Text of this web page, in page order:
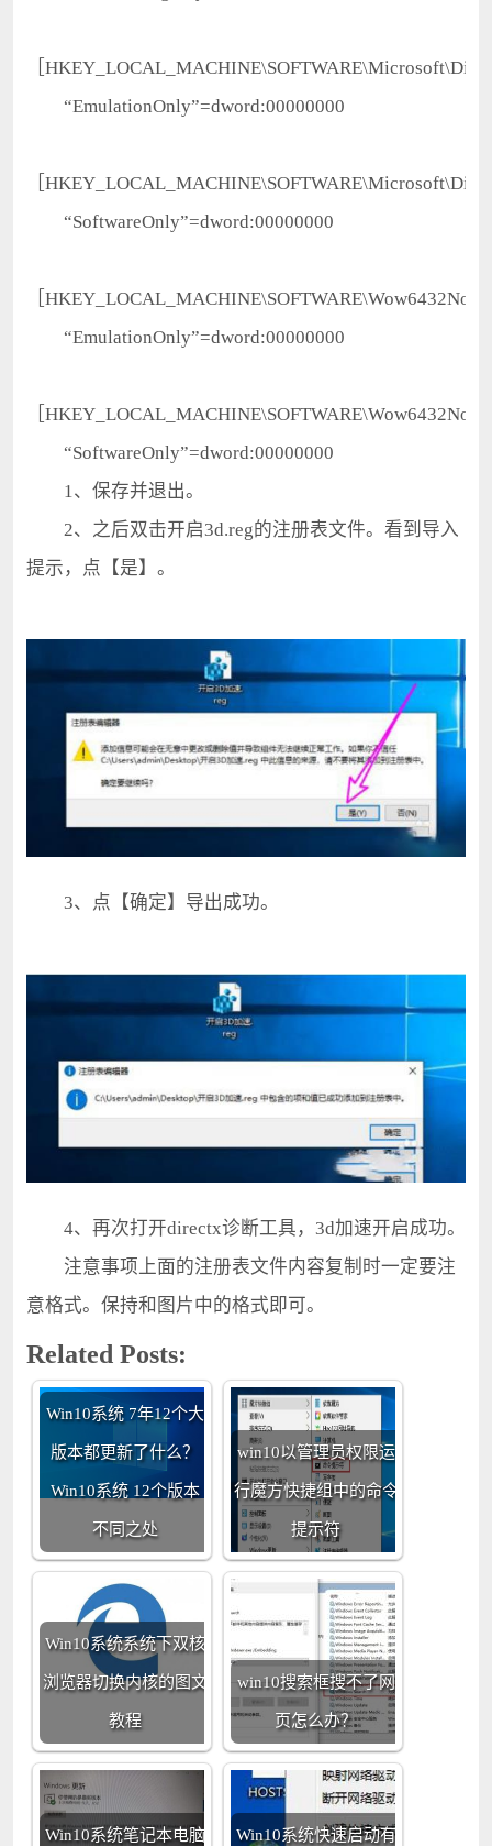
［
“EmulationOnly”=dword:00000000
［
“SoftwareOnly”=dword:00000000
［
“EmulationOnly”=dword:00000000
［
“SoftwareOnly”=dword:00000000
1、保存并退出。
2、之后双击开启3d.reg的注册表文件。看到导入
提示，点【是】。
3、点【确定】导出成功。
4、再次打开directx诊断工具，3d加速开启成功。
注意事项上面的注册表文件内容复制时一定要注
意格式。保持和图片中的格式即可。
Related Posts:
Win10系统 7年12个大
版本都更新了什么？
Win10系统 12个版本
不同之处
win10以管理员权限运
行魔方快捷组中的命令
提示符
Win10系统系统下双核
浏览器切换内核的图文
教程
win10搜索框搜不了网
页怎么办？
Win10系统笔记本电脑 Win10系统快速启动有